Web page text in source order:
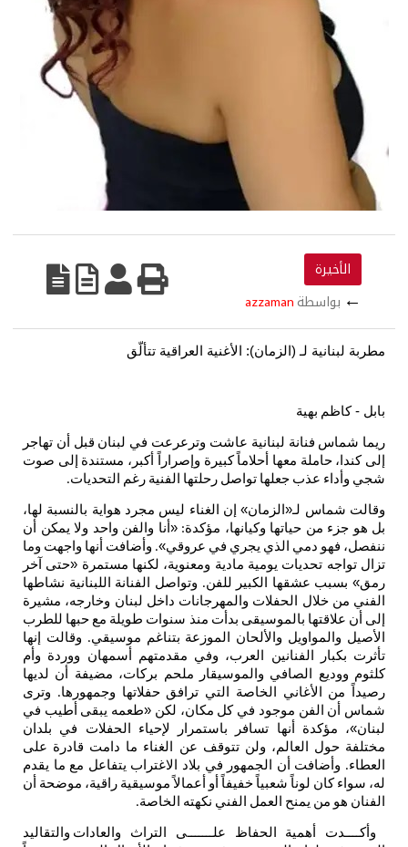
الأخيرة
← بواسطة azzaman
مطربة لبنانية لـ (الزمان): الأغنية العراقية تتألّق
بابل - كاظم بهية
ريما شماس فنانة لبنانية عاشت وترعرعت في لبنان قبل أن تهاجر
إلى كندا، حاملة معها أحلاماً كبيرة وإصراراً أكبر، مستندة إلى صوت
شجي وأداء عذب جعلها تواصل رحلتها الفنية رغم التحديات.
وقالت شماس لـ«الزمان» إن الغناء ليس مجرد هواية بالنسبة لها،
بل هو جزء من حياتها وكيانها، مؤكدة:«أنا والفن واحد ولا يمكن
أن
ننفصل، فهو دمي الذي يجري في عروقي»
. وأضافت أنها واجهت وما
تزال تواجه تحديات يومية مادية ومعنوية، لكنها مستمرة «حتى آخر
رمق» بسبب عشقها الكبير للفن. وتواصل الفنانة اللبنانية نشاطها
الفني من خلال الحفلات والمهرجانات داخل لبنان وخارجه، مشيرة
إلى أن علاقتها بالموسيقى بدأت منذ سنوات طويلة مع حبها للطرب
الأصيل والمواويل والألحان الموزعة بتناغم موسيقي. وقالت
إنها
تأثرت بكبار الفنانين العرب، وفي مقدمتهم أسمهان ووردة وأم
كلثوم ووديع الصافي والموسيقار ملحم بركات، مضيفة أن لديها
رصيداً
من الأغاني الخاصة التي ترافق حفلاتها وجمهورها. وترى
شماس
أن الفن موجود في كل مكان، لكن «طعمه يبقى أطيب في
لبنان»، مؤكدة أنها تسافر باستمرار لإحياء الحفلات في
بلدان
مختلفة حول العالم، ولن تتوقف عن الغناء ما دامت قادرة على
العطاء. وأضافت أن الجمهور في بلاد الاغتراب يتفاعل مع ما يقدم
له، سواء كان لوناً شعبياً خفيفاً أو أعمالاً موسيقية راقية، موضحة أن
الفنان هو من يمنح العمل الفني نكهته الخاصة.
وأكــــدت أهمية الحفاظ علـــــــى التراث والعادات والتقاليد